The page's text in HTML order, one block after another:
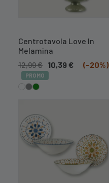
Centrotavola Love In
Melamina
12,99€ 10,39 € (-20%)
PROMO